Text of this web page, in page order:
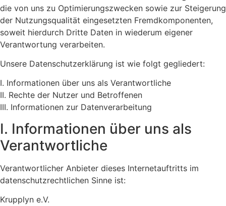
die von uns zu Optimierungszwecken sowie zur Steigerung
der Nutzungsqualität eingesetzten Fremdkomponenten,
soweit hierdurch Dritte Daten in wiederum eigener
Verantwortung verarbeiten.
Unsere Datenschutzerklärung ist wie folgt gegliedert:
I. Informationen über uns als Verantwortliche
II. Rechte der Nutzer und Betroffenen
III. Informationen zur Datenverarbeitung
I. Informationen über uns als
Verantwortliche
Verantwortlicher Anbieter dieses Internetauftritts im
datenschutzrechtlichen Sinne ist:
Krupplyn e.V.